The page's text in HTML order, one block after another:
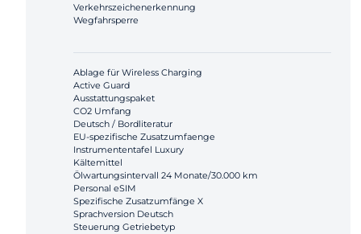
Verkehrszeichenerkennung
Wegfahrsperre
Ablage für Wireless Charging
Active Guard
Ausstattungspaket
CO2 Umfang
Deutsch / Bordliteratur
EU-spezifische Zusatzumfaenge
Instrumententafel Luxury
Kältemittel
Ölwartungsintervall 24 Monate/30.000 km
Personal eSIM
Spezifische Zusatzumfänge X
Sprachversion Deutsch
Steuerung Getriebetyp